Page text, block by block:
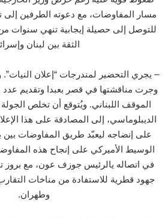
مسار المفاوضات، مع دعوته الطرفين إلى
للتوصل إلى حصيلة إيجابية تنهي سنوات
الثقة بين لبنان
– يجري التحضير لمندرجات “إعلان
وجرت مناقشتها في قصر بعبدا وتقديم عدد
الموقف اللبناني. ويُتوقع أن تخلص
الديبلوماسي، إلى المصادقة على هذا
على إنضاجه ليعبّد طريق المفاوضات بين
الوسيط الأميركي على إنجاح هذه
في اتصاله يالرئيس جوزف عون، مع
جهود قطرية للاستفادة من مناخات
وطهران.